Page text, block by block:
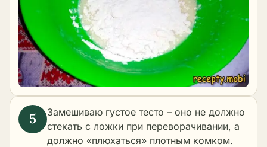
Замешиваю густое тесто – оно не должно
стекать с ложки при переворачивании, а
должно «плюхаться» плотным комком.